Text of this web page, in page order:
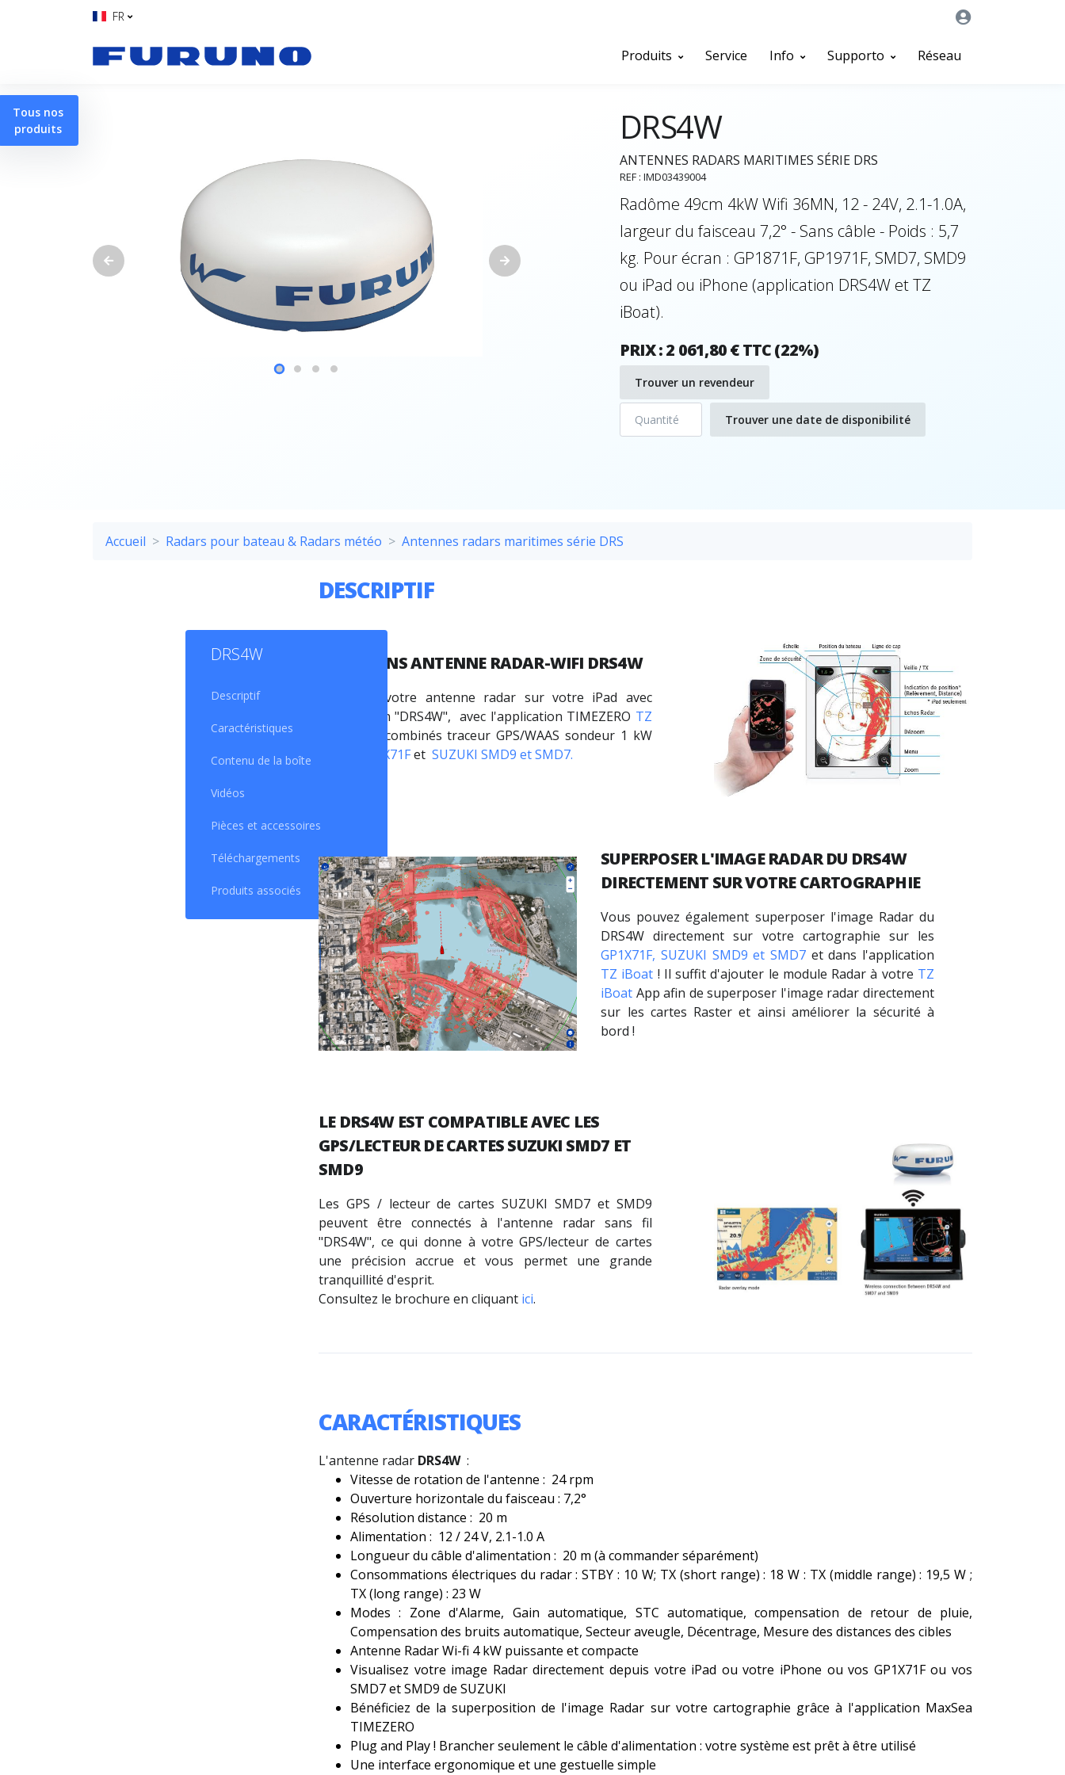
FR
Produits Service Info Supporto Réseau
DRS4W
ANTENNES RADARS MARITIMES SÉRIE DRS
REF : IMD03439004
Radôme 49cm 4kW Wifi 36MN, 12 - 24V, 2.1-1.0A,
largeur du faisceau 7,2° - Sans câble - Poids : 5,7
kg. Pour écran : GP1871F, GP1971F, SMD7, SMD9
ou iPad ou iPhone (application DRS4W et TZ
iBoat).
PRIX : 2 061,80 € TTC (22%)
Trouver un revendeur
Trouver une date de disponibilité
Accueil Radars pour bateau & Radars météo Antennes radars maritimes série DRS
DRS4W
Descriptif
Caractéristiques
Contenu de la boîte
Vidéos
Pièces et accessoires
Téléchargements
Produits associés
DESCRIPTIF
SOLUTIONS ANTENNE RADAR-WIFI DRS4W
Visualisez votre antenne radar sur votre iPad avec
l'application "DRS4W", avec l'application TIMEZERO TZ
, vos combinés traceur GPS/WAAS sondeur 1 kW
GP1X71Fet SUZUKI SMD9 et SMD7.
SUPERPOSER L'IMAGE RADAR DU DRS4W
DIRECTEMENT SUR VOTRE CARTOGRAPHIE
Vous pouvez également superposer l'image Radar du
DRS4W directement sur votre cartographie sur les
GP1X71F, SUZUKI SMD9 et SMD7et dans l'application
TZ iBoat ! Il suffit d'ajouter le module Radar à votre TZ
iBoat App afin de superposer l'image radar directement
sur les cartes Raster et ainsi améliorer la sécurité à
bord !
LE DRS4W EST COMPATIBLE AVEC LES
GPS/LECTEUR DE CARTES SUZUKI SMD7 ET
SMD9
Les GPS / lecteur de cartes SUZUKI SMD7 et SMD9
peuvent être connectés à l'antenne radar sans fil
"DRS4W", ce qui donne à votre GPS/lecteur de cartes
une précision accrue et vous permet une grande
tranquillité d'esprit.
Consultez le brochure en cliquant ici.
CARACTÉRISTIQUES
L'antenne radar DRS4W:
Vitesse de rotation de l'antenne : 24 rpm
Ouverture horizontale du faisceau : 7,2°
Résolution distance : 20 m
Alimentation : 12 / 24 V, 2.1-1.0 A
Longueur du câble d'alimentation : 20 m (à commander séparément)
Consommations électriques du radar : STBY : 10 W; TX (short range) : 18 W : TX (middle range) : 19,5 W ;
TX (long range) : 23 W
Modes : Zone d'Alarme, Gain automatique, STC automatique, compensation de retour de pluie,
Compensation des bruits automatique, Secteur aveugle, Décentrage, Mesure des distances des cibles
Antenne Radar Wi-fi 4 kW puissante et compacte
Visualisez votre image Radar directement depuis votre iPad ou votre iPhone ou vos GP1X71F ou vos
SMD7 et SMD9 de SUZUKI
Bénéficiez de la superposition de l'image Radar sur votre cartographie grâce à l'application MaxSea
TIMEZERO
Plug and Play ! Brancher seulement le câble d'alimentation : votre système est prêt à être utilisé
Une interface ergonomique et une gestuelle simple
Tous nos
produits